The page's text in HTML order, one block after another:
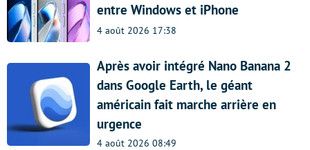
entre Windows et iPhone
4 août 2026 17:38
Après avoir intégré Nano Banana 2
dans Google Earth, le géant
américain fait marche arrière en
urgence
4 août 2026 08:49